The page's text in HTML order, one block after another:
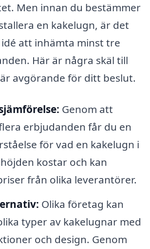
Men innan du bestämmer
en kakelugn, är det
att inhämta minst tre
Här är några skäl till
avgörande för ditt beslut.
Genom att
erbjudanden får du en
för vad en kakelugn i
kostar och kan
från olika leverantörer.
Olika företag kan
typer av kakelugnar med
och design. Genom